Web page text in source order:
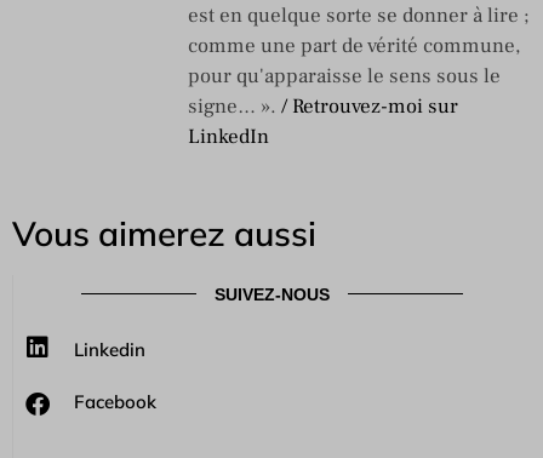
est en quelque sorte se donner à lire ;
comme une part de vérité commune,
pour qu'apparaisse le sens sous le
signe… ». / Retrouvez-moi sur
LinkedIn
Vous aimerez aussi
SUIVEZ-NOUS
Linkedin
Facebook